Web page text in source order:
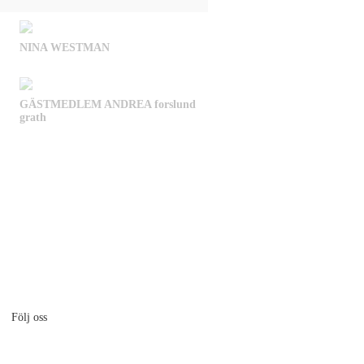
NINA WESTMAN
GÄSTMEDLEM ANDREA forslund
grath
Följ oss